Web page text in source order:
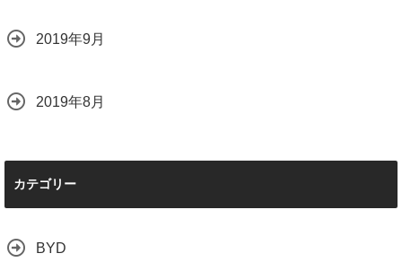
2019年9月
2019年8月
カテゴリー
BYD